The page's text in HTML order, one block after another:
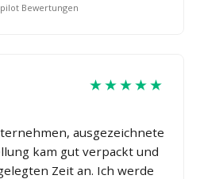
Bewertungen
★★★★★
ausgezeichnete
kam gut verpackt und
Zeit an. Ich werde